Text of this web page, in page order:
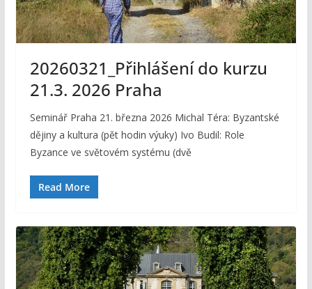
20260321_Přihlášení do kurzu
21.3. 2026 Praha
Seminář Praha 21. března 2026 Michal Téra: Byzantské
dějiny a kultura (pět hodin výuky) Ivo Budil: Role
Byzance ve světovém systému (dvě
Read More